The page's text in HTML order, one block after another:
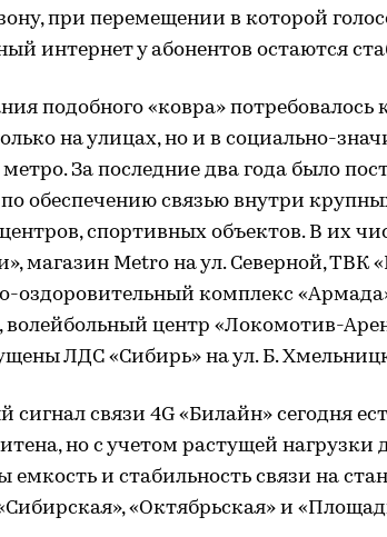
при перемещении в которой
интернет у абонентов остаются
подобного «ковра» потребовалось
на улицах, но и в социально-
За последние два года было
обеспечению связью внутри
спортивных объектов. В их
магазин Metro на ул. Северной, ТВК
оздоровительный комплекс
волейбольный центр «Локомотив-
ЛДС «Сибирь» на ул. Б.
сигнал связи 4G «Билайн» сегодня
но с учетом растущей нагрузки
емкость и стабильность связи на
«Октябрьская» и